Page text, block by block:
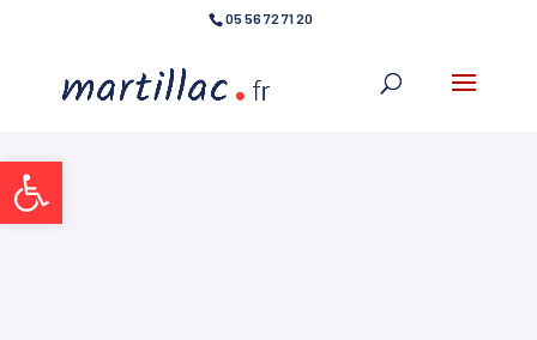
Ouvrir la barre d’outils
05 56 72 71 20